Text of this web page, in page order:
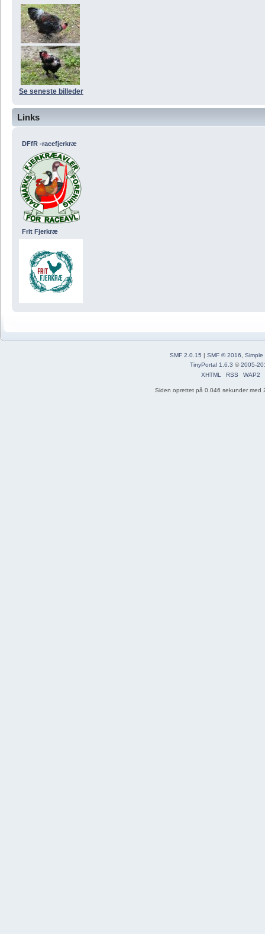
Se seneste billeder
Links
DFfR -racefjerkræ
Frit Fjerkræ
SMF 2.0.15 | SMF © 2016, Simple
TinyPortal 1.6.3 ©2005-
XHTML
RSS WAP2
Siden oprettet på 0.046 sekunder med